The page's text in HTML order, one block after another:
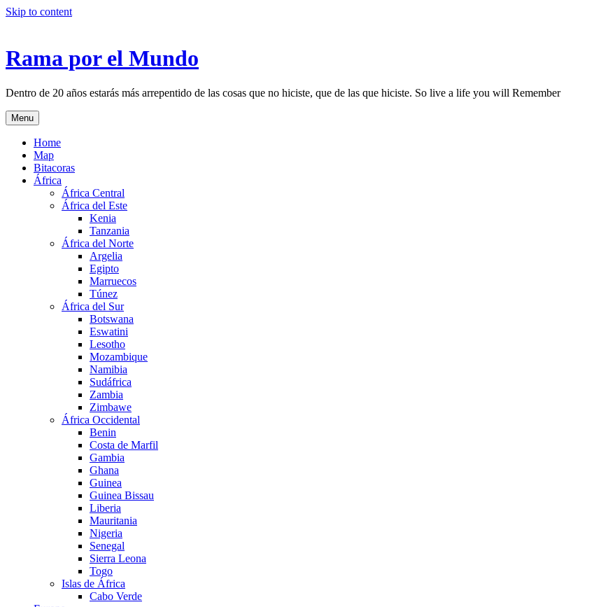
Skip to content
Rama por el Mundo
Dentro de 20 años estarás más arrepentido de las cosas que no hiciste, que de las que hiciste. So live a life you will Remember
Menu
Home
Map
Bitacoras
África
África Central
África del Este
Kenia
Tanzania
África del Norte
Argelia
Egipto
Marruecos
Túnez
África del Sur
Botswana
Eswatini
Lesotho
Mozambique
Namibia
Sudáfrica
Zambia
Zimbawe
África Occidental
Benin
Costa de Marfil
Gambia
Ghana
Guinea
Guinea Bissau
Liberia
Mauritania
Nigeria
Senegal
Sierra Leona
Togo
Islas de África
Cabo Verde